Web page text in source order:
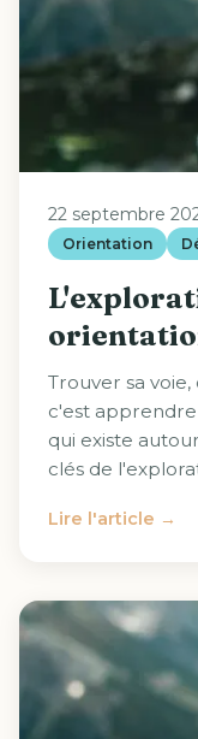
22 septembre
Orientation
Trouver sa
c'est
qui existe
clés de
Lire l'article →